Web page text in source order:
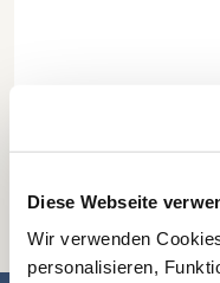
Diese Webseite
Wir verwenden
personalisieren,